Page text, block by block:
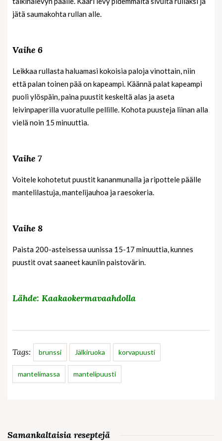
jätä saumakohta rullan alle.
Vaihe 6
Leikkaa rullasta haluamasi kokoisia paloja vinottain, niin
että palan toinen pää on kapeampi. Käännä palat kapeampi
puoli ylöspäin, paina puustit keskeltä alas ja aseta
leivinpaperilla vuoratulle pellille. Kohota puusteja liinan alla
vielä noin 15 minuuttia.
Vaihe 7
Voitele kohotetut puustit kananmunalla ja ripottele päälle
mantelilastuja, mantelijauhoa ja raesokeria.
Vaihe 8
Paista 200-asteisessa uunissa 15-17 minuuttia, kunnes
puustit ovat saaneet kauniin paistovärin.
Lähde: Kaakaokermavaahdolla
Tags: brunssi Jälkiruoka korvapuusti
mantelimassa mantelipuusti
Samankaltaisia reseptejä